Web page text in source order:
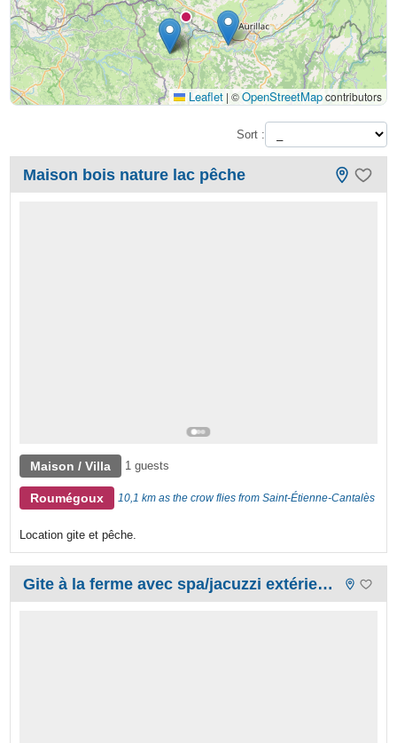
Leaflet | ©OpenStreetMapcontributors
Sort :
Maison bois nature lac pêche
Maison / Villa 1 guests
Roumégoux 10,1 km as the crow flies from Saint-Étienne-Cantalès
Location gite et pêche.
Gite à la ferme avec spa/jacuzzi extérieur et pêche privé